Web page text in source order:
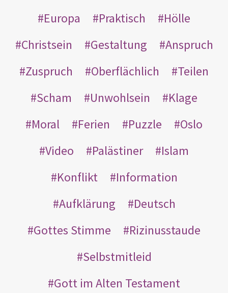
Europa
Praktisch
Hölle
Christsein
Gestaltung
Anspruch
Zuspruch
Oberflächlich
Teilen
Scham
Unwohlsein
Klage
Moral
Ferien Puzzle
Oslo
Video
Palästiner
Islam
Konflikt
Information
Aufklärung
Deutsch
Gottes Stimme
Rizinusstaude
Selbstmitleid
Gott im Alten Testament